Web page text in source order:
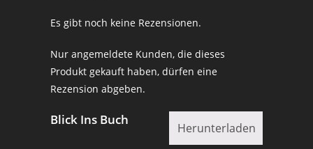
Es gibt noch keine Rezensionen.
Nur angemeldete Kunden, die dieses
Produkt gekauft haben, dürfen eine
Rezension abgeben.
Blick Ins Buch
Herunterladen